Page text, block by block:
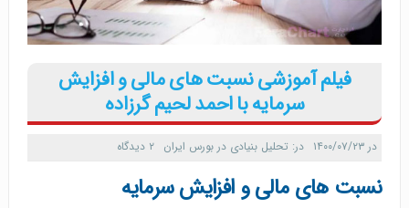
فیلم آموزشی نسبت های مالی و افزایش
سرمایه با احمد لحیم گرزاده
در ۱۴۰۰/۰۷/۲۳ در: تحلیل بنیادی در بورس ایران ۲ دیدگاه
نسبت های مالی و افزایش سرمایه